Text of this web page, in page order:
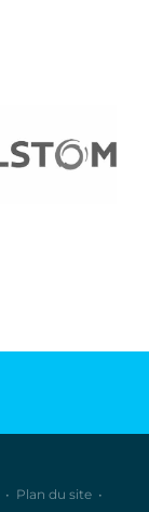
• Plan du site •